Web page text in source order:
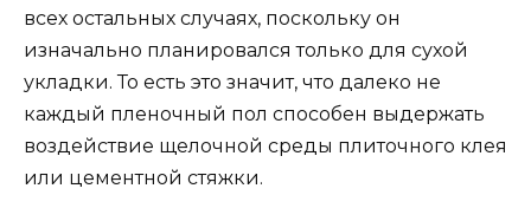
всех остальных случаях, поскольку он
изначально планировался только для сухой
укладки. То есть это значит, что далеко не
каждый пленочный пол способен выдержать
воздействие щелочной среды плиточного клея
или цементной стяжки.